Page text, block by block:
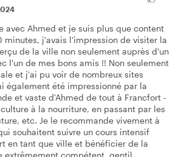
avec Ahmed et je suis plus que content
minutes, j'avais l'impression de visiter la
de la ville non seulement auprès d'un
l'un de mes bons amis !! Non seulement
et j'ai pu voir de nombreux sites
également été impressionné par la
et vaste d'Ahmed de tout à Francfort -
à la nourriture, en passant par les
etc. Je le recommande vivement à
souhaitent suivre un cours intensif
en tant que ville et bénéficier de la
extrêmement compétent, gentil,